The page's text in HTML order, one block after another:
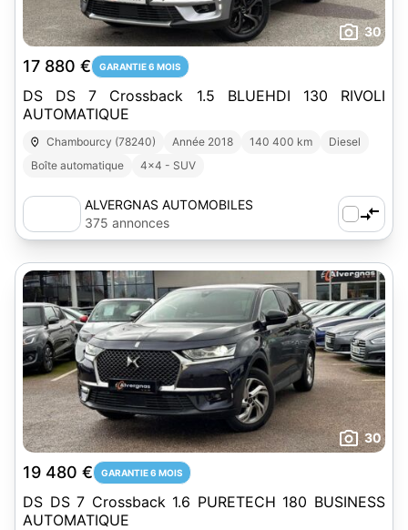
30
17 880 € GARANTIE 6 MOIS
DS DS 7 Crossback 1.5 BLUEHDI 130 RIVOLI
AUTOMATIQUE
Chambourcy (78240) Année 2018 140 400 km
Diesel
Boîte automatique
4x4 - SUV
ALVERGNAS AUTOMOBILES
375 annonces
30
19 480 € GARANTIE 6 MOIS
DS DS 7 Crossback 1.6 PURETECH 180 BUSINESS
AUTOMATIQUE